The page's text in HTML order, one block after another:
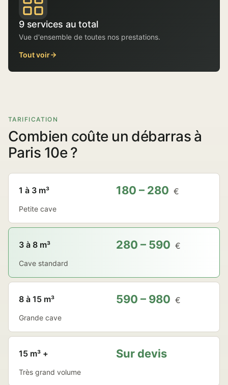
9 services au total
Vue d'ensemble de toutes nos prestations.
Tout voir
TARIFICATION
Combien coûte un débarras à
Paris 10e ?
1 à 3 m³ 180 – 280 €
Petite cave
3 à 8 m³ 280 – 590 €
Cave standard
8 à 15 m³ 590 – 980 €
Grande cave
15 m³ + Sur devis
Très grand volume